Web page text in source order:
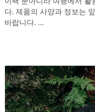
다. 제품의 사양과 정보는
바랍니다. ...